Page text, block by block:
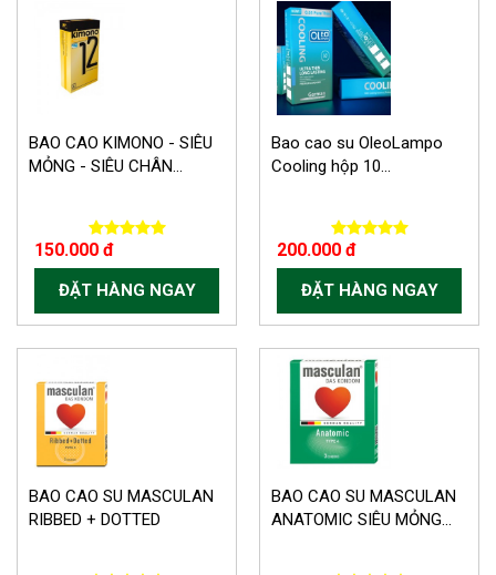
BAO CAO KIMONO - SIÊU
MỎNG - SIÊU CHÂN...
150.000 đ
ĐẶT HÀNG NGAY
Bao cao su OleoLampo
Cooling hộp 10...
200.000 đ
ĐẶT HÀNG NGAY
BAO CAO SU MASCULAN
RIBBED + DOTTED
BAO CAO SU MASCULAN
ANATOMIC SIÊU MỎNG...